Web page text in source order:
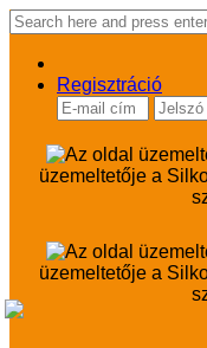
Regisztráció
üzemeltetője a
üzemeltetője a